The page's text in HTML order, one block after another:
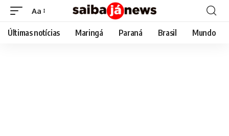
Font
Resizer
Aa
Últimas notícias Maringá Paraná Brasil Mundo